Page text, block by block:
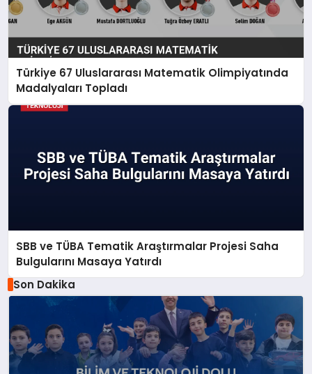
Türkiye 67 Uluslararası Matematik Olimpiyatında
Madalyaları Topladı
SBB ve TÜBA Tematik Araştırmalar Projesi Saha
Bulgularını Masaya Yatırdı
Son Dakika